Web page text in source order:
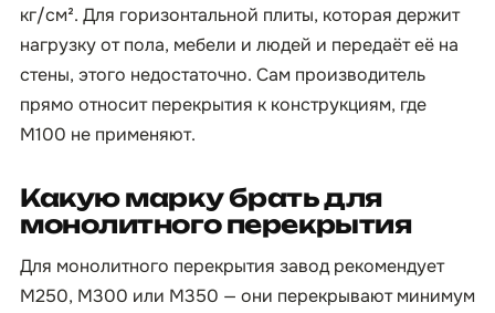
кг/см². Для горизонтальной плиты, которая держит
нагрузку от пола, мебели и людей и передаёт её на
стены, этого недостаточно. Сам производитель
прямо относит перекрытия к конструкциям, где
М100 не применяют.
Какую марку брать для
монолитного перекрытия
Для монолитного перекрытия завод рекомендует
М250, М300 или М350 — они перекрывают минимум